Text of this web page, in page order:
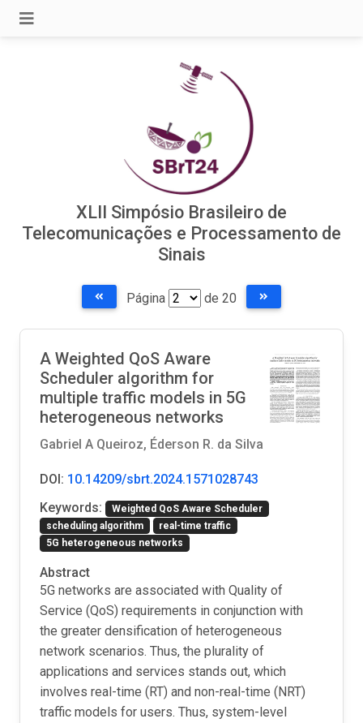
XLII Simpósio Brasileiro de
Telecomunicações e Processamento de
Sinais
Página de 20
A Weighted QoS Aware
Scheduler algorithm for
multiple traffic models in 5G
heterogeneous networks
Gabriel A Queiroz, Éderson R. da Silva
DOI: 10.14209/sbrt.2024.1571028743
Keywords:
Weighted QoS Aware Scheduler
scheduling algorithm
real-time traffic
5G heterogeneous networks
Abstract
5G networks are associated with Quality of
Service (QoS) requirements in conjunction with
the greater densification of heterogeneous
network scenarios. Thus, the plurality of
applications and services stands out, which
involves real-time (RT) and non-real-time (NRT)
traffic models for users. Thus, system-level